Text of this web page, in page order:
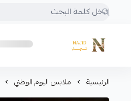
متجر نجد
الرئيسية ملابس اليوم الوطني